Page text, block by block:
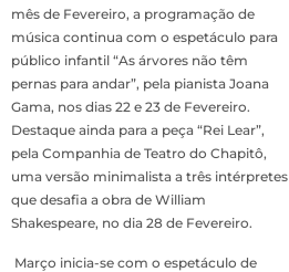
mês de Fevereiro, a programação de
música continua com o espetáculo para
público infantil “As árvores não têm
pernas para andar”, pela pianista Joana
Gama, nos dias 22 e 23 de Fevereiro.
Destaque ainda para a peça “Rei Lear”,
pela Companhia de Teatro do Chapitô,
uma versão minimalista a três intérpretes
que desafia a obra de William
Shakespeare, no dia 28 de Fevereiro.
Março inicia-se com o espetáculo de